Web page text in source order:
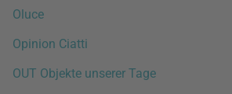
Oluce
Opinion Ciatti
OUT Objekte unserer Tage